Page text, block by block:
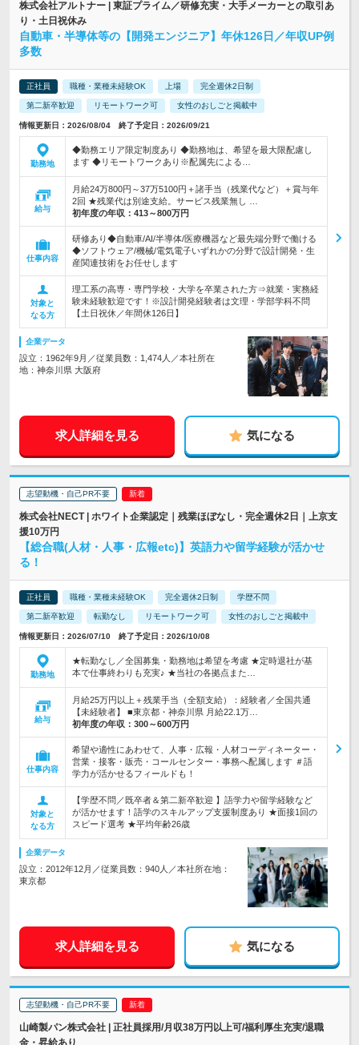
株式会社アルトナー | 東証プライム／研修充実・大手メーカーとの取引あ
り・土日祝休み
自動車・半導体等の【開発エンジニア】年休126日／年収UP例
多数
正社員 職種・業種未経験OK 上場 完全週休2日制
第二新卒歓迎 リモートワーク可 女性のおしごと掲載中
情報更新日：2026/08/04 終了予定日：2026/09/21
勤務地
◆勤務エリア限定制度あり ◆勤務地は、希望を最大限配慮し
ます ◆リモートワークあり※配属先による…
給与
月給24万800円～37万5100円＋諸手当（残業代など）＋賞与年
2回 ★残業代は別途支給。サービス残業無し …
初年度の年収： 413～800万円
仕事内容
研修あり◆自動車/AI/半導体/医療機器など最先端分野で働ける
◆ソフトウェア/機械/電気電子いずれかの分野で設計開発・生
産関連技術をお任せします
対象と
なる方
理工系の高専・専門学校・大学を卒業された方⇒就業・実務経
験未経験歓迎です！※設計開発経験者は文理・学部学科不問
【土日祝休／年間休126日】
企業データ
設立：1962年9月／従業員数：1,474人／本社所在
地：神奈川県 大阪府
求人詳細を見る 気になる
志望動機・自己PR不要
株式会社NECT | ホワイト企業認定｜残業ほぼなし・完全週休2日｜上京支
援10万円
【総合職(人材・人事・広報etc)】英語力や留学経験が活かせ
る！
正社員 職種・業種未経験OK 完全週休2日制 学歴不問
第二新卒歓迎 転勤なし リモートワーク可 女性のおしごと掲載中
情報更新日：2026/07/10 終了予定日：2026/10/08
勤務地
★転勤なし／全国募集・勤務地は希望を考慮 ★定時退社が基
本で仕事終わりも充実♪ ★当社の各拠点また…
給与
月給25万円以上＋残業手当（全額支給）：経験者／全国共通
【未経験者】 ■東京都・神奈川県 月給22.1万…
初年度の年収： 300～600万円
仕事内容
希望や適性にあわせて、人事・広報・人材コーディネーター・
営業・接客・販売・コールセンター・事務へ配属します ＃語
学力が活かせるフィールドも！
対象と
なる方
【学歴不問／既卒者＆第二新卒歓迎 】語学力や留学経験など
が活かせます！語学のスキルアップ支援制度あり ★面接1回の
スピード選考 ★平均年齢26歳
企業データ
設立：2012年12月／従業員数：940人／本社所在地：
東京都
求人詳細を見る 気になる
志望動機・自己PR不要
山崎製パン株式会社 | 正社員採用/月収38万円以上可/福利厚生充実/退職
金・昇給あり